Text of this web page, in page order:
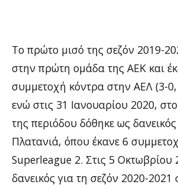
Το πρώτο μισό της σεζόν 2019-
στην πρώτη ομάδα της ΑΕΚ και
συμμετοχή κόντρα στην ΑΕΛ (3-
ενώ στις 31 Ιανουαρίου 2020,
της περιόδου δόθηκε ως
Πλατανιά, όπου έκανε 6
Superleague 2. Στις 5 Οκτωβρίου
δανεικός για τη σεζόν 2020-2021